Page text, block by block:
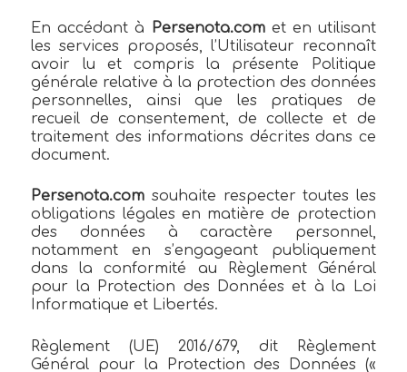
En accédant à Persenota.comet en utilisant
les services proposés, l’Utilisateur reconnaît
avoir lu et compris la présente Politique
générale relative à la protection des données
personnelles, ainsi que les pratiques de
recueil de consentement, de collecte et de
traitement des informations décrites dans ce
document.
Persenota.com souhaite respecter toutes les
obligations légales en matière de protection
des données à caractère personnel,
notamment en s’engageant publiquement
dans la conformité au Règlement Général
pour la Protection des Données et à la Loi
Informatique et Libertés.
Règlement (UE) 2016/679, dit Règlement
Général pour la Protection des Données («